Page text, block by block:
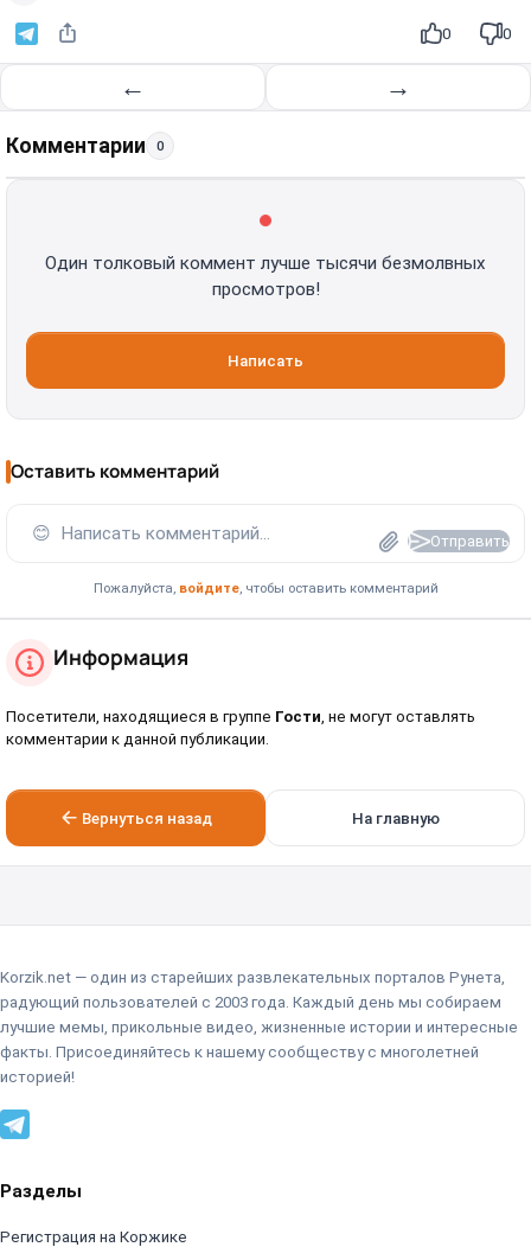
0 0
← →
Комментарии 0
Один толковый коммент лучше тысячи безмолвных
просмотров!
Написать
Оставить комментарий
😊 Написать комментарий... Отправить
Пожалуйста, войдите, чтобы оставить комментарий
Информация
Посетители, находящиеся в группе Гости, не могут оставлять
комментарии к данной публикации.
Вернуться назад На главную
Korzik.net — один из старейших развлекательных порталов Рунета,
радующий пользователей с 2003 года. Каждый день мы собираем
лучшие мемы, прикольные видео, жизненные истории и интересные
факты. Присоединяйтесь к нашему сообществу с многолетней
историей!
Разделы
Регистрация на Коржике